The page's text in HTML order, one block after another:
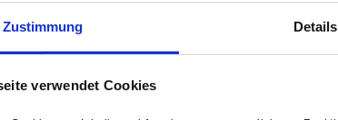
Zustimmung Details
verwendet Cookies